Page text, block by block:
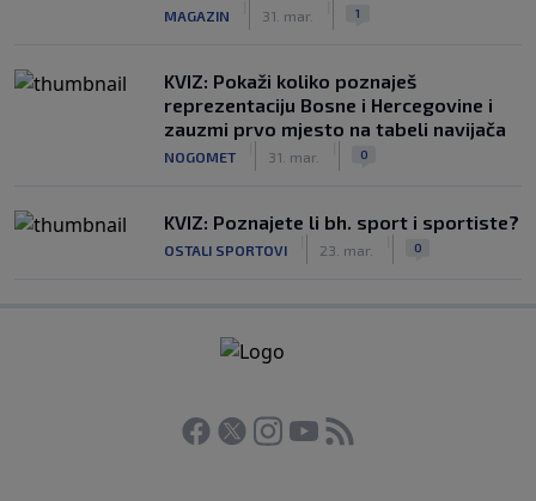
MAGAZIN 31. mar. 1
KVIZ: Pokaži koliko poznaješ
reprezentaciju Bosne i Hercegovine i
zauzmi prvo mjesto na tabeli navijača
NOGOMET 31. mar. 0
KVIZ: Poznajete li bh. sport i sportiste?
OSTALI SPORTOVI 23. mar. 0